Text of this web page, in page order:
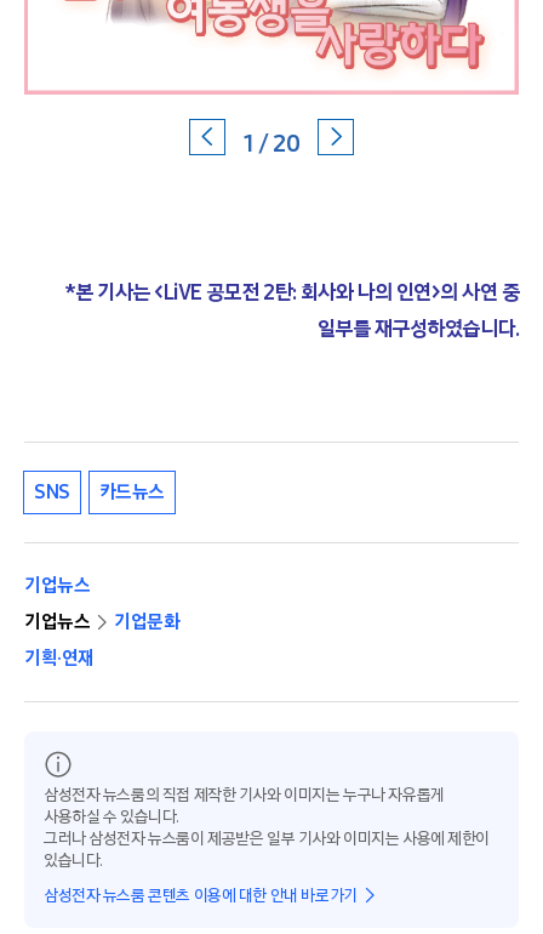
1 / 20
*본 기사는 <LiVE 공모전 2탄: 회사와 나의 인연>의 사연 중
일부를 재구성하였습니다.
SNS 카드뉴스
기업뉴스
기업뉴스
기업문화
기획·연재
삼성전자 뉴스룸의 직접 제작한 기사와 이미지는 누구나 자유롭게
사용하실 수 있습니다.
그러나 삼성전자 뉴스룸이 제공받은 일부 기사와 이미지는 사용에 제한이
있습니다.
삼성전자 뉴스룸 콘텐츠 이용에 대한 안내 바로가기